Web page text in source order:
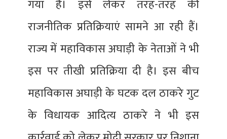
गया है। इसे लेकर तरह-तरह की
राजनीतिक प्रतिक्रियाएं सामने आ रही हैं।
राज्य में महाविकास अघाड़ी के नेताओं ने भी
इस पर तीखी प्रतिक्रिया दी है। इस बीच
महाविकास अघाड़ी के घटक दल ठाकरे गुट
के विधायक आदित्य ठाकरे ने भी इस